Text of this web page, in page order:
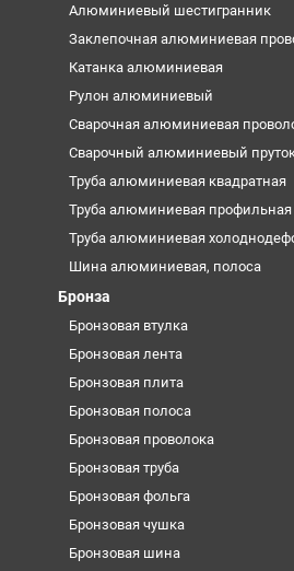
Алюминиевый шестигранник
Заклепочная алюминиевая
Катанка алюминиевая
Рулон алюминиевый
Сварочная алюминиевая
Сварочный алюминиевый
Труба алюминиевая квадратная
Труба алюминиевая профильная
Труба алюминиевая
Шина алюминиевая, полоса
Бронза
Бронзовая втулка
Бронзовая лента
Бронзовая плита
Бронзовая полоса
Бронзовая проволока
Бронзовая труба
Бронзовая фольга
Бронзовая чушка
Бронзовая шина